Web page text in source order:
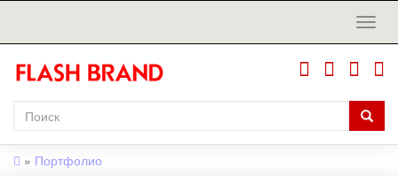
» Портфолио